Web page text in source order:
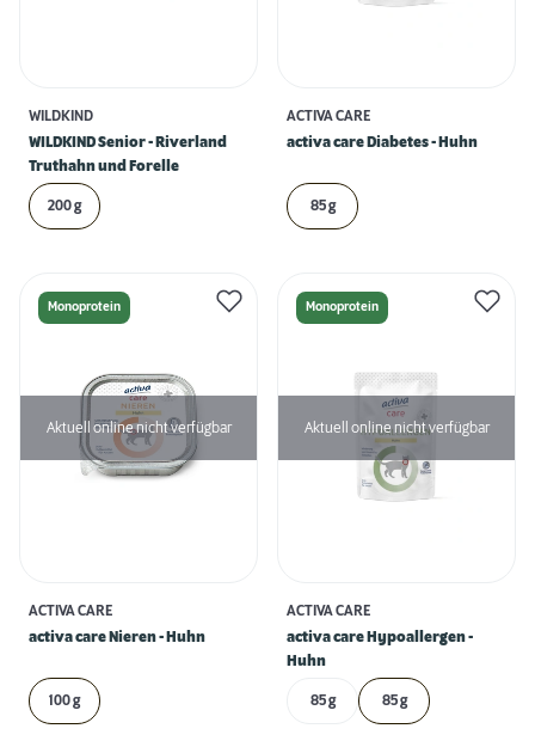
WILDKIND
WILDKIND Senior - Riverland
Truthahn und Forelle
200 g
ACTIVA CARE
activa care Diabetes - Huhn
85 g
Monoprotein
Aktuell online nicht verfügbar
ACTIVA CARE
activa care Nieren - Huhn
100 g
Monoprotein
Aktuell online nicht verfügbar
ACTIVA CARE
activa care Hypoallergen -
Huhn
85 g 85 g